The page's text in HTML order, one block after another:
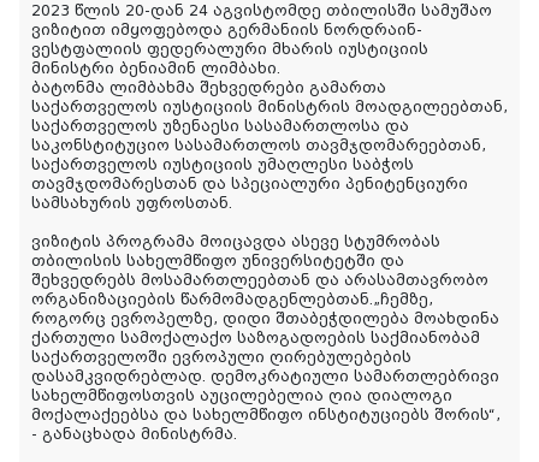
2023 წლის 20-დან 24 აგვისტომდე თბილისში სამუშაო
ვიზიტით იმყოფებოდა გერმანიის ნორდრაინ-
ვესტფალიის ფედერალური მხარის იუსტიციის
მინისტრი ბენიამინ ლიმბახი.
ბატონმა ლიმბახმა შეხვედრები გამართა
საქართველოს იუსტიციის მინისტრის მოადგილეებთან,
საქართველოს უზენაესი სასამართლოსა და
საკონსტიტუციო სასამართლოს თავმჯდომარეებთან,
საქართველოს იუსტიციის უმაღლესი საბჭოს
თავმჯდომარესთან და სპეციალური პენიტენციური
სამსახურის უფროსთან.
ვიზიტის პროგრამა მოიცავდა ასევე სტუმრობას
თბილისის სახელმწიფო უნივერსიტეტში და
შეხვედრებს მოსამართლეებთან და არასამთავრობო
ორგანიზაციების წარმომადგენლებთან.„ჩემზე,
როგორც ევროპელზე, დიდი შთაბეჭდილება მოახდინა
ქართული სამოქალაქო საზოგადოების საქმიანობამ
საქართველოში ევროპული ღირებულებების
დასამკვიდრებლად. დემოკრატიული სამართლებრივი
სახელმწიფოსთვის აუცილებელია ღია დიალოგი
მოქალაქეებსა და სახელმწიფო ინსტიტუციებს შორის“,
- განაცხადა მინისტრმა.